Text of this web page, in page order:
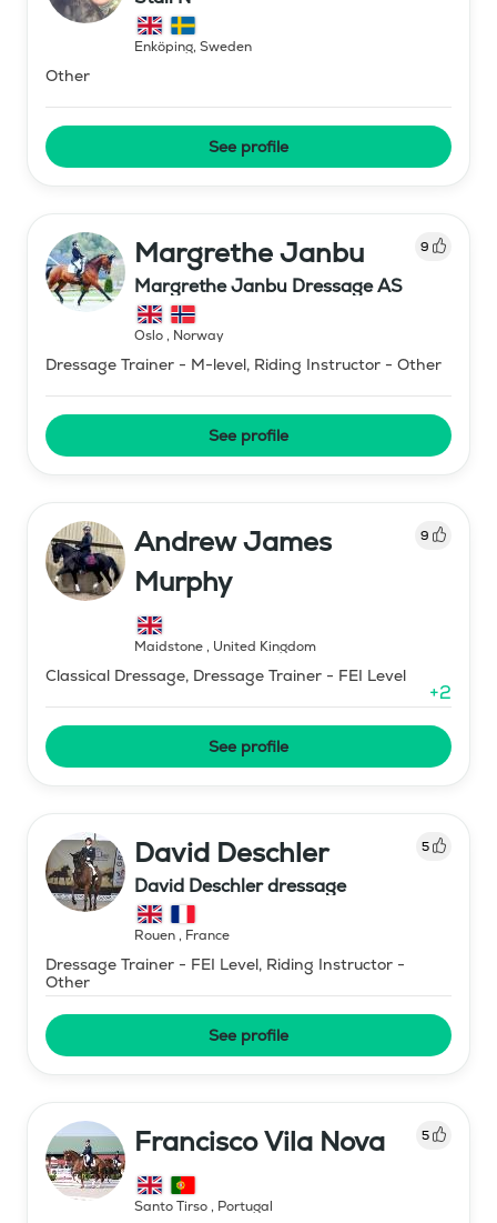
Enköping, Sweden
Other
See profile
Margrethe Janbu 9
Margrethe Janbu Dressage AS
Oslo, Norway
Dressage Trainer - M-level, Riding Instructor - Other
See profile
Andrew James
Murphy
9
Maidstone, United Kingdom
Classical Dressage, Dressage Trainer - FEI Level
+2
See profile
David Deschler 5
David Deschler dressage
Rouen, France
Dressage Trainer - FEI Level, Riding Instructor -
Other
See profile
Francisco Vila Nova 5
Santo Tirso, Portugal